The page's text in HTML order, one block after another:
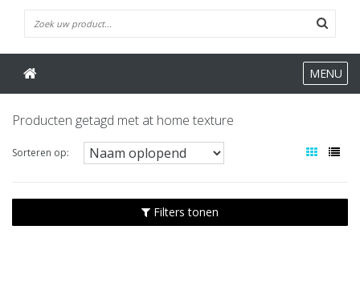
MENU
Producten getagd met at home texture
Sorteren op:
Filters tonen